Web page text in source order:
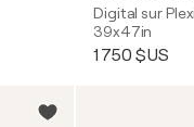
Digital sur
39x47in
1 750 $US